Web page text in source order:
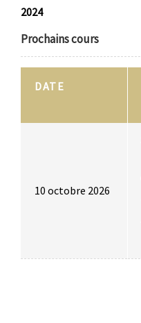
2024
Prochains cours
DATE
10 octobre 2026